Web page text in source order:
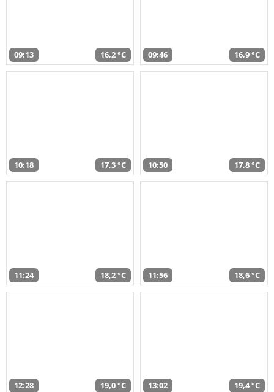
09:13 16,2 °C 09:46 16,9 °C
10:18 17,3 °C 10:50 17,8 °C
11:24 18,2 °C 11:56 18,6 °C
12:28 19,0 °C 13:02 19,4 °C